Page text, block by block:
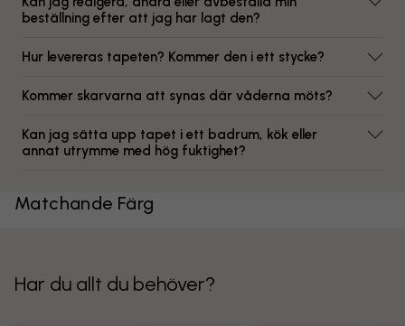
beställning efter att jag har lagt den?
Hur levereras tapeten? Kommer den i ett stycke?
Kommer skarvarna att synas där våderna möts?
Kan jag sätta upp tapet i ett badrum, kök eller
annat utrymme med hög fuktighet?
Matchande Färg
Har du allt du behöver?